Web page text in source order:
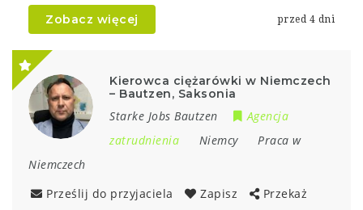
Zobacz więcej przed 4 dni
Kierowca ciężarówki w Niemczech
– Bautzen, Saksonia
Starke Jobs Bautzen
Agencja
zatrudnienia
Niemcy
Praca w
Niemczech
Prześlij do przyjaciela
Zapisz Przekaż